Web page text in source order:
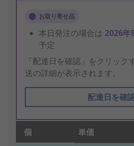
お取り寄せ品
本日発注の場合は 2026年
予定
「配達日を確認」をクリック
送の詳細が表示されます。
配達日を確
個 単価